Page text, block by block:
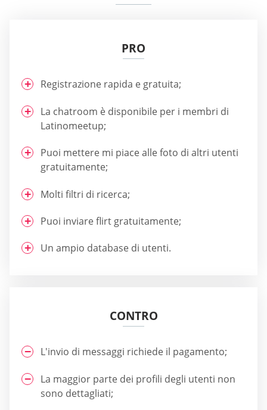
PRO
Registrazione rapida e gratuita;
La chatroom è disponibile per i membri di
Latinomeetup;
Puoi mettere mi piace alle foto di altri utenti
gratuitamente;
Molti filtri di ricerca;
Puoi inviare flirt gratuitamente;
Un ampio database di utenti.
CONTRO
L'invio di messaggi richiede il pagamento;
La maggior parte dei profili degli utenti non
sono dettagliati;